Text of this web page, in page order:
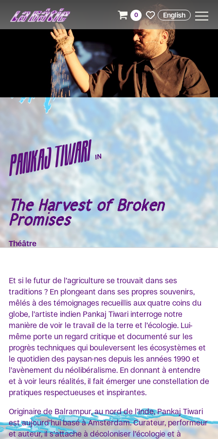
PANKAJ TIWARIIN
The Harvest of Broken
Promises
Théâtre
Et si le futur de l’agriculture se trouvait dans ses
traditions ? En plongeant dans ses propres souvenirs,
mêlés à des témoignages recueillis aux quatre coins du
globe, l’artiste indien Pankaj Tiwari interroge notre
manière de voir le travail de la terre et l’écologie. Lui-
même porte un regard critique et documenté sur les
progrès techniques qui bouleversent les écosystèmes et
le quotidien des paysan·nes depuis les années 1990 et
l’avènement du néolibéralisme. En donnant à entendre
et à voir leurs réalités, il fait émerger une constellation de
pratiques respectueuses et inspirantes.
Originaire de Balrampur, au nord de l’Inde, Pankaj Tiwari
est aujourd’hui basé à Amsterdam. Curateur, performeur
et auteur, il s’attache à décoloniser l’écologie et à
0 English